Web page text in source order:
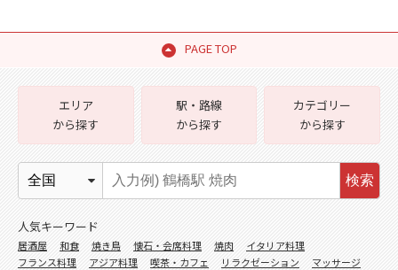
PAGE TOP
エリア
から探す
駅・路線
から探す
カテゴリー
から探す
検索
人気キーワード
居酒屋 和食 焼き鳥 懐石・会席料理 焼肉
イタリア料理
フランス料理
アジア料理 喫茶・カフェ リラクゼーション
マッサージ